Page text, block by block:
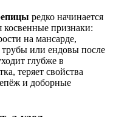
редко начинается
косвенные признаки:
на мансарде,
трубы или ендовы после
глубже в
теряет свойства
и доборные